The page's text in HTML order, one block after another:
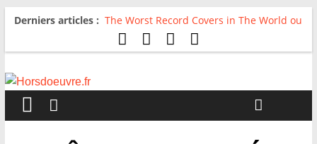
Derniers articles : The Worst Record Covers in The World ou
Comment rire du pire
Avril 2026 : C’est dans les vieux pots
For The First Time, Again : Tyler Ballgame